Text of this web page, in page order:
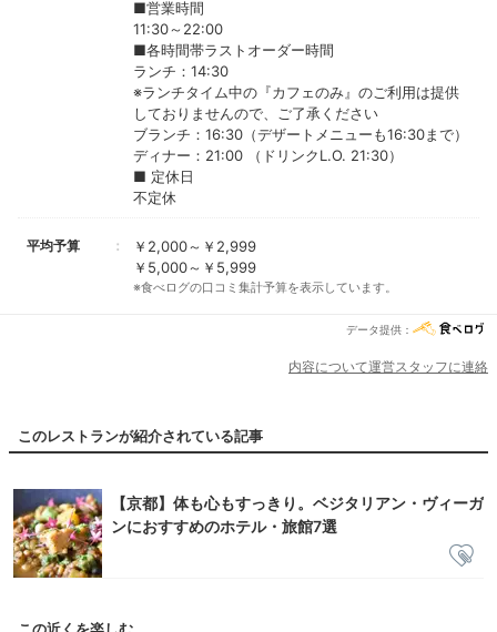
■営業時間
11:30～22:00
■各時間帯ラストオーダー時間
ランチ：14:30
※ランチタイム中の『カフェのみ』のご利用は提供
しておりませんので、ご了承ください
ブランチ：16:30（デザートメニューも16:30まで）
ディナー：21:00 （ドリンクL.O. 21:30）
■ 定休日
不定休
平均予算
￥2,000～￥2,999
￥5,000～￥5,999
※食べログの口コミ集計予算を表示しています。
データ提供：
内容について運営スタッフに連絡
このレストランが紹介されている記事
【京都】体も心もすっきり。ベジタリアン・ヴィーガ
ンにおすすめのホテル・旅館7選